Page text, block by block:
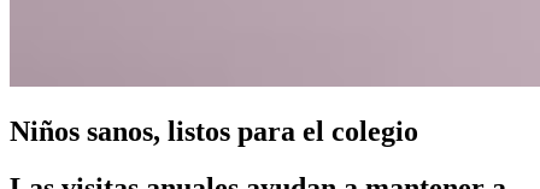
Niños sanos, listos para el colegio